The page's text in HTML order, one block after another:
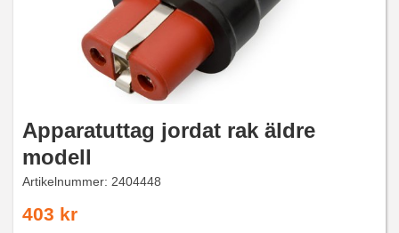
Apparatuttag jordat rak äldre
modell
Artikelnummer: 2404448
403 kr